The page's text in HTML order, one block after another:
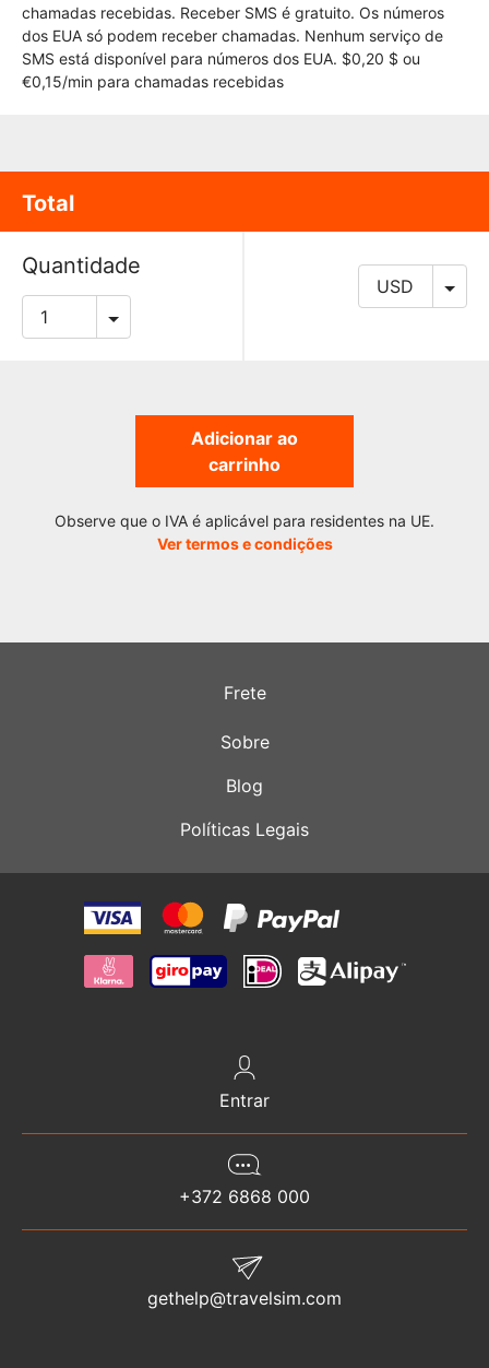
chamadas recebidas. Receber SMS é gratuito. Os números
dos EUA só podem receber chamadas. Nenhum serviço de
SMS está disponível para números dos EUA. $0,20 $ ou
€0,15/min para chamadas recebidas
Total
Quantidade
Adicionar ao
carrinho
Observe que o IVA é aplicável para residentes na UE.
Ver termos e condições
Frete
Sobre
Blog
Políticas Legais
Entrar
+372 6868 000
gethelp@travelsim.com